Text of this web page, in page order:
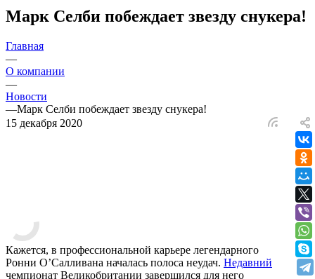
Марк Селби побеждает звезду снукера!
Главная
—
О компании
—
Новости
—Марк Селби побеждает звезду снукера!
15 декабря 2020
Кажется, в профессиональной карьере легендарного
Ронни О’Салливана началась полоса неудач. Недавний
чемпионат Великобритании завершился для него